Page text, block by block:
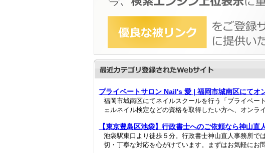
プライベートサロン Nail's 愛 | 福岡市城南区にてオ
福岡市城南区にてネイルスクールを行う「プライベー
ェルネイル検定などの資格を取得したい方へ、オンラ
【東京豊島区池袋】行政書士へのご依頼なら神山直
池袋駅東口より徒歩５分。行政書士神山直人事務所で
切・丁寧な対応を心がけています。まずはお気軽にお